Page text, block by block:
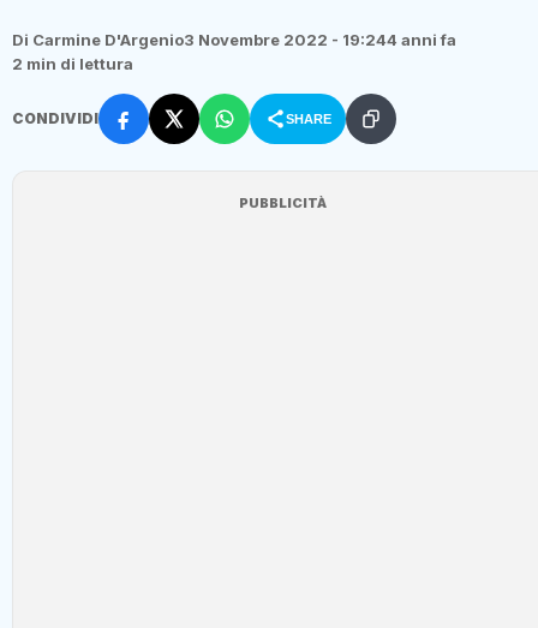
Di Carmine D'Argenio3 Novembre 2022 - 19:244 anni fa
2 min di lettura
CONDIVIDI SHARE
PUBBLICITÀ